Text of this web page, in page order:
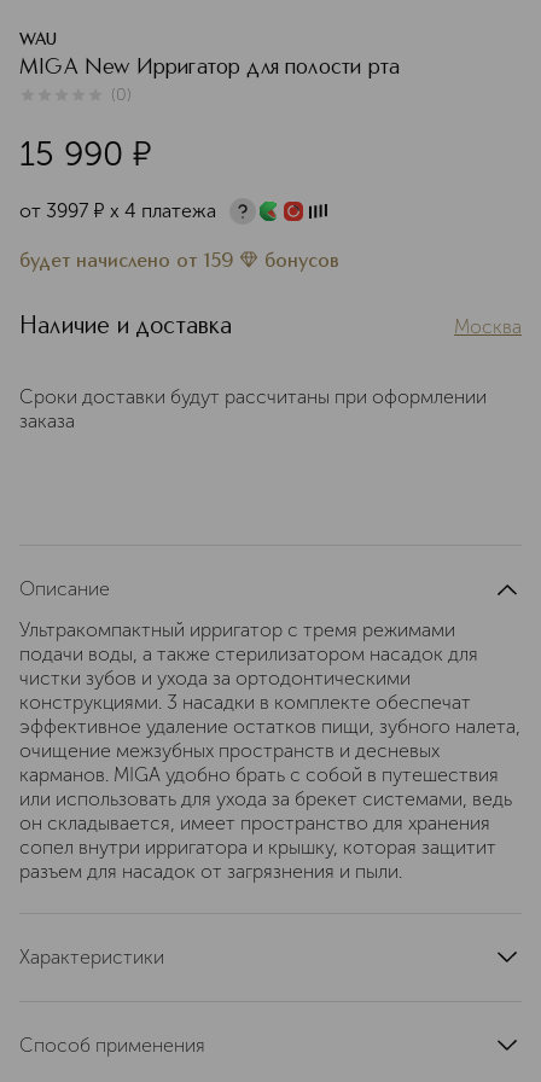
WAU
MIGA New Ирригатор для полости рта
(0)
15 990 ¤
от 3997 ¤ х 4 платежа
будет начислено от 159 бонусов
Наличие и доставка Москва
Сроки доставки будут рассчитаны при оформлении
заказа
Описание
Ультракомпактный ирригатор с тремя режимами
подачи воды, а также стерилизатором насадок для
чистки зубов и ухода за ортодонтическими
конструкциями. 3 насадки в комплекте обеспечат
эффективное удаление остатков пищи, зубного налета,
очищение межзубных пространств и десневых
карманов. MIGA удобно брать с собой в путешествия
или использовать для ухода за брекет системами, ведь
он складывается, имеет пространство для хранения
сопел внутри ирригатора и крышку, которая защитит
разъем для насадок от загрязнения и пыли.
Характеристики
тип продукта
Способ применения